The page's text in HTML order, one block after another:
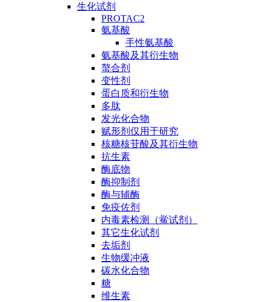
生化试剂
PROTAC2
氨基酸
手性氨基酸
氨基酸及其衍生物
螯合剂
变性剂
蛋白质和衍生物
多肽
发光化合物
赋形剂仅用于研究
核糖核苷酸及其衍生物
抗生素
酶底物
酶抑制剂
酶与辅酶
免疫佐剂
内毒素检测（鲎试剂）
其它生化试剂
去垢剂
生物缓冲液
碳水化合物
糖
维生素